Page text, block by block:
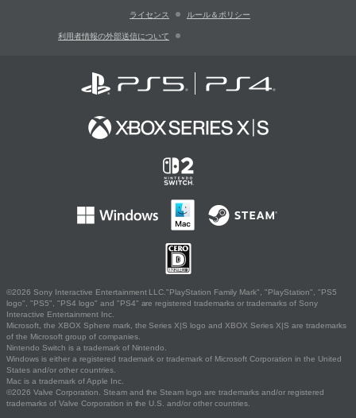
ライセンス ルール＆ポリシー
利用者情報の外部送信について
©2026 Sony Interactive Entertainment LLC."PlayStation Family Mark", "PlayStation", "PS5
logo", "PS5", "PS4 logo" and "PS4" are registered trademarks or trademarks of Sony
Interactive Entertainment Inc.
Microsoft, the XBOX Sphere mark, the Series X|S logo and XBOX Series X|S are trademarks
of the Microsoft group of companies.
Nintendo Switch is a trademark of Nintendo.
Windows is either a registered trademark or trademark of Microsoft Corporation in the United
States and/or other countries.
Mac is a trademark of Apple Inc.
©2026 Valve Corporation. Steam and the Steam logo are trademarks and/or registered
trademarks of Valve Corporation in the U.S. and/or other countries.